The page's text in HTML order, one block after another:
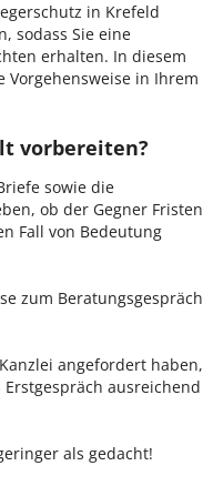
in Krefeld
sodass Sie eine
erhalten. In diesem
in Ihrem
vorbereiten?
sowie die
ob der Gegner Fristen
Fall von Bedeutung
zum Beratungsgespräch
angefordert haben,
ausreichend
als gedacht!